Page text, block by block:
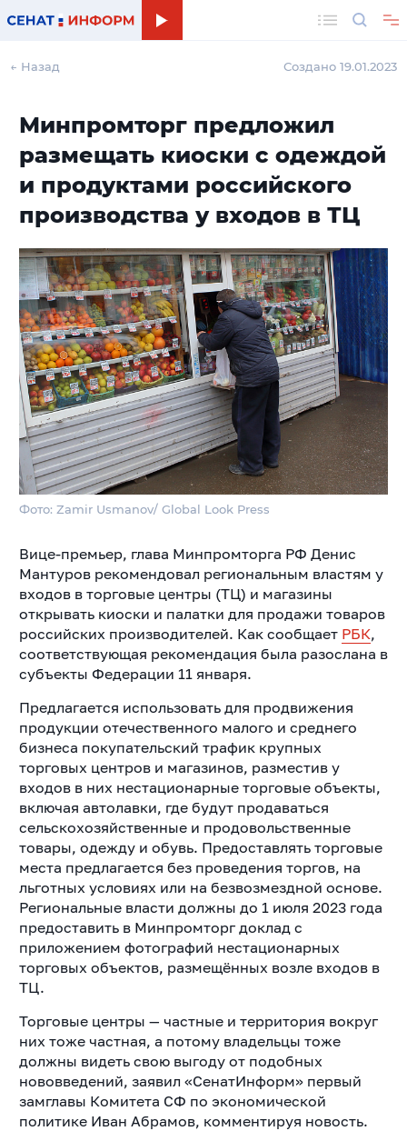
← Назад Создано 19.01.2023
Минпромторг предложил
размещать киоски с одеждой
и продуктами российского
производства у входов в ТЦ
Фото: Zamir Usmanov/ Global Look Press
Вице-премьер, глава Минпромторга РФ Денис
Мантуров рекомендовал региональным властям у
входов в торговые центры (ТЦ) и магазины
открывать киоски и палатки для продажи товаров
российских производителей. Как сообщает РБК,
соответствующая рекомендация была разослана в
субъекты Федерации 11 января.
Предлагается использовать для продвижения
продукции отечественного малого и среднего
бизнеса покупательский трафик крупных
торговых центров и магазинов, разместив у
входов в них нестационарные торговые объекты,
включая автолавки, где будут продаваться
сельскохозяйственные и продовольственные
товары, одежду и обувь. Предоставлять торговые
места предлагается без проведения торгов, на
льготных условиях или на безвозмездной основе.
Региональные власти должны до 1 июля 2023 года
предоставить в Минпромторг доклад с
приложением фотографий нестационарных
торговых объектов, размещённых возле входов в
ТЦ.
Торговые центры — частные и территория вокруг
них тоже частная, а потому владельцы тоже
должны видеть свою выгоду от подобных
нововведений, заявил «СенатИнформ» первый
замглавы Комитета СФ по экономической
политике Иван Абрамов, комментируя новость.